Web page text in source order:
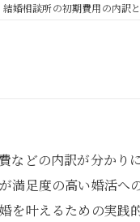
結婚相談所の初期費用の内訳
などの内訳が分かり
満足度の高い婚活へ
を叶えるための実践